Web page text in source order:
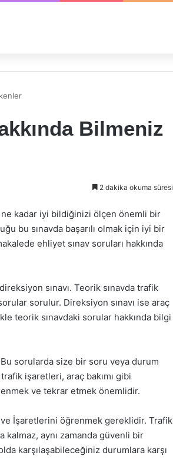
Bilmeniz
2 dakika okuma süresi
ne kadar iyi bildiğinizi ölçen önemli bir
bu sınavda başarılı olmak için iyi bir
ehliyet sınav soruları hakkında
sınavı. Teorik sınavda trafik
sorulur. Direksiyon sınavı ise araç
teorik sınavdaki sorular hakkında bilgi
sorularda size bir soru veya durum
işaretleri, araç bakımı gibi
ve tekrar etmek önemlidir.
ve İşaretlerini öğrenmek gereklidir. Trafik
kalmaz, aynı zamanda güvenli bir
karşılaşabileceğiniz durumlara karşı